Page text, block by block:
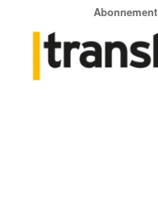
Abonnement